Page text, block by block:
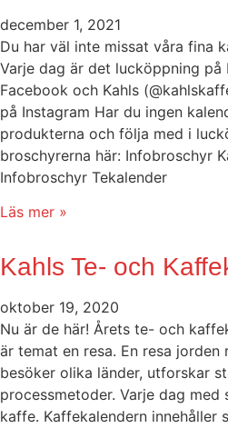
december 1, 2021
Du har väl inte missat våra fina
Varje dag är det lucköppning på
Facebook och Kahls
på Instagram Har du ingen
produkterna och följa med i
broschyrerna här: Infobroschyr
Infobroschyr Tekalender
Läs mer »
Kahls Te- och
oktober 19, 2020
Nu är de här! Årets te- och
är temat en resa. En resa jorden
besöker olika länder, utforskar
processmetoder. Varje dag
kaffe. Kaffekalendern innehåller